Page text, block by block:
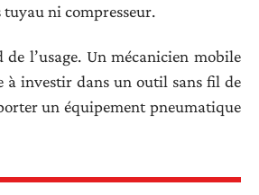
ni compresseur.
de l’usage. Un mécanicien mobile
à investir dans un outil sans fil de
un équipement pneumatique